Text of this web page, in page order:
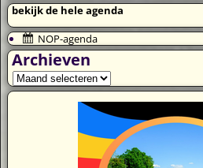
bekijk de hele agenda
NOP-agenda
Archieven